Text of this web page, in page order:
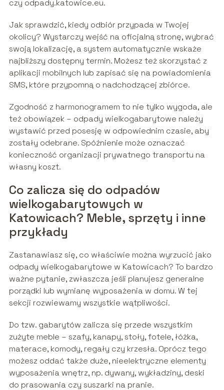
czy odpady.katowice.eu.
Jak sprawdzić, kiedy odbiór przypada w Twojej
okolicy? Wystarczy wejść na oficjalną stronę, wybrać
swoją lokalizację, a system automatycznie wskaże
najbliższy dostępny termin. Możesz też skorzystać z
aplikacji mobilnych lub zapisać się na powiadomienia
SMS, które przypomną o nadchodzącej zbiórce.
Zgodność z harmonogramem to nie tylko wygoda, ale
też obowiązek – odpady wielkogabarytowe należy
wystawić przed posesję w odpowiednim czasie, aby
zostały odebrane. Spóźnienie może oznaczać
konieczność organizacji prywatnego transportu na
własny koszt.
Co zalicza się do odpadów
wielkogabarytowych w
Katowicach? Meble, sprzęty i inne
przykłady
Zastanawiasz się, co właściwie można wyrzucić jako
odpady wielkogabarytowe w Katowicach? To bardzo
ważne pytanie, zwłaszcza jeśli planujesz generalne
porządki lub wymianę wyposażenia w domu. W tej
sekcji rozwiewamy wszystkie wątpliwości.
Do tzw. gabarytów zalicza się przede wszystkim
zużyte meble – szafy, kanapy, stoły, fotele, łóżka,
materace, komody, regały czy krzesła. Oprócz tego
możesz oddać także duże, nieelektryczne elementy
wyposażenia wnętrz, np. dywany, wykładziny, deski
do prasowania czy suszarki na pranie.